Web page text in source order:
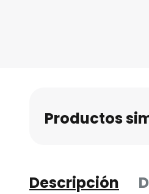
Productos
Descripción